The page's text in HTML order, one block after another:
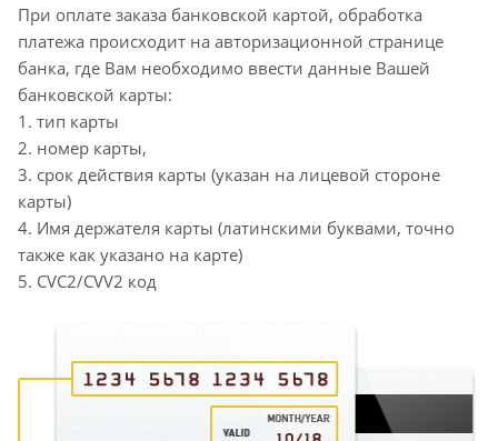
При оплате заказа банковской картой, обработка
платежа происходит на авторизационной странице
банка, где Вам необходимо ввести данные Вашей
банковской карты:
1. тип карты
2. номер карты,
3. срок действия карты (указан на лицевой стороне
карты)
4. Имя держателя карты (латинскими буквами, точно
также как указано на карте)
5. CVC2/CVV2 код